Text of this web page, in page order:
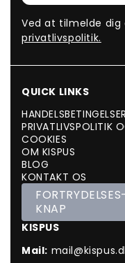
Ved at tilmelde
privatlivspolitik.
QUICK LINKS
HANDELSBETINGELSER
PRIVATLIVSPOLITIK
COOKIES
OM KISPUS
BLOG
KONTAKT OS
FORTRYDELSES-
KNAP
KISPUS
Mail: